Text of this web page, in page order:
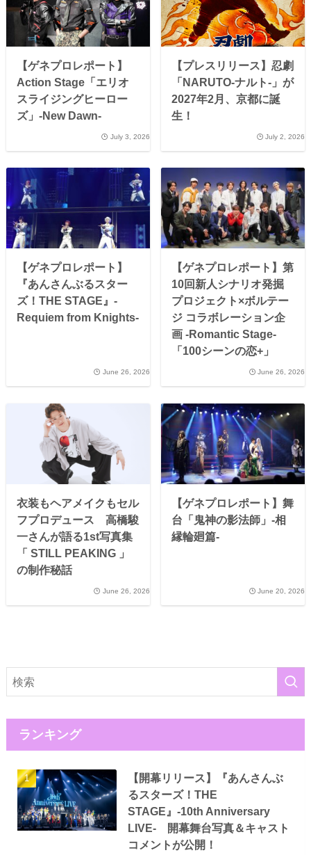
【ゲネプロレポート】
Action Stage「エリオ
スライジングヒーロー
ズ」-New Dawn-
July 3, 2026
【プレスリリース】忍劇
「NARUTO-ナルト-」が
2027年2月、京都に誕
生！
July 2, 2026
【ゲネプロレポート】
『あんさんぶるスター
ズ！THE STAGE』-
Requiem from Knights-
June 26, 2026
【ゲネプロレポート】第
10回新人シナリオ発掘
プロジェクト×ボルテー
ジ コラボレーション企
画 -Romantic Stage-
「100シーンの恋+」
June 26, 2026
衣装もヘアメイクもセル
フプロデュース 高橋駿
一さんが語る1st写真集
「 STILL PEAKING 」
の制作秘話
June 26, 2026
【ゲネプロレポート】舞
台「鬼神の影法師」-相
縁輪廻篇-
June 20, 2026
ランキング
【開幕リリース】『あんさんぶ
るスターズ！THE
STAGE』-10th Anniversary
LIVE- 開幕舞台写真＆キャスト
コメントが公開！